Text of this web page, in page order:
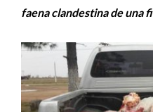
faena clandestina de una